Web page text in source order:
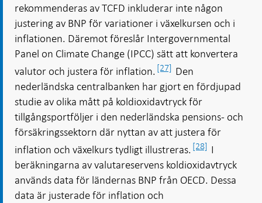
rekommenderas av TCFD inkluderar inte någon
justering av BNP för variationer i växelkursen och i
inflationen. Däremot föreslår Intergovernmental
Panel on Climate Change (IPCC) sätt att konvertera
valutor och justera för inflation. [27] Den
nederländska centralbanken har gjort en fördjupad
studie av olika mått på koldioxidavtryck för
tillgångsportföljer i den nederländska pensions- och
försäkringssektorn där nyttan av att justera för
inflation och växelkurs tydligt illustreras. [28] I
beräkningarna av valutareservens koldioxidavtryck
används data för ländernas BNP från OECD. Dessa
data är justerade för inflation och